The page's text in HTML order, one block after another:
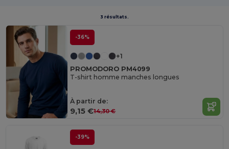
3 résultats.
-36%
+1
PROMODORO PM4099
T-shirt homme manches longues
À partir de:
9,15 €14,30 €
-39%